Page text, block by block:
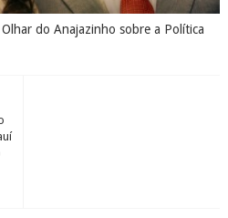
do Anajazinho sobre a Política